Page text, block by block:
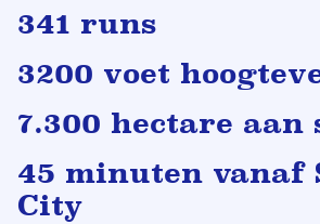
341 runs
3200 voet
7.300 hectare aan
45 minuten vanaf
City